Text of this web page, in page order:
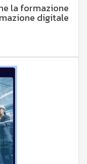
la formazione
digitale